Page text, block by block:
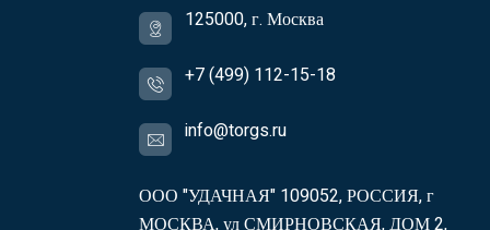
125000, г. Москва
+7 (499) 112-15-18
info@torgs.ru
ООО "УДАЧНАЯ" 109052, РОССИЯ, г
МОСКВА, ул СМИРНОВСКАЯ, ДОМ 2,